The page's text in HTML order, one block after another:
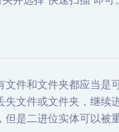
件和文件夹都应当是
文件或文件夹，继续
是二进位实体可以被重